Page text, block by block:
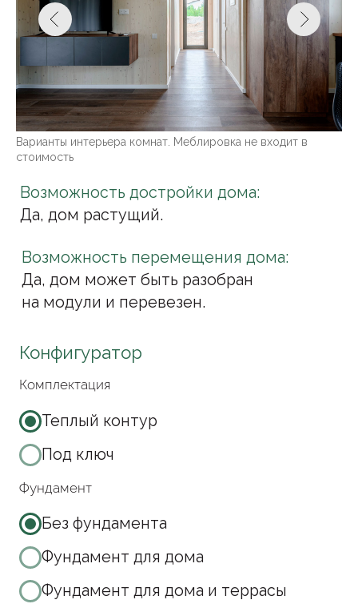
Посмотрите видео про нашу
технологию и комплектацию
Посмотреть состав комплектации
Фундамент для дома и террасы
Благоустройство фундамента
Без благоустройства
Благоустройство фундамента для дома
Благоустройство фундамента для дома
и террасы
Гараж или навес
Навес для авто
Гараж неотапливаемый
Дополнительные опции
Обшивка цоколя
Настил
Большая лестница на террасу
от3185000р.
Зафиксируйте эту цену получив КП на проект